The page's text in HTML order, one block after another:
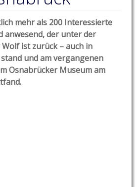
mehr als 200 Interessierte
anwesend, der unter der
ist zurück – auch in
und am vergangenen
Osnabrücker Museum am